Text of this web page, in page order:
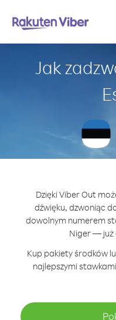
Jak
Dzięki Viber Out
dźwięku, dzwoniąc
dowolnym numerem
Niger — już
Kup pakiety środków
najlepszymi